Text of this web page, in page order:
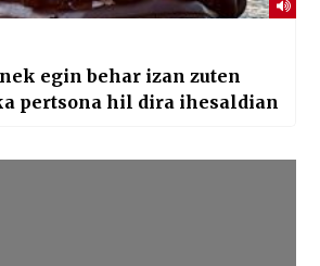
egin behar izan zuten
pertsona hil dira ihesaldian